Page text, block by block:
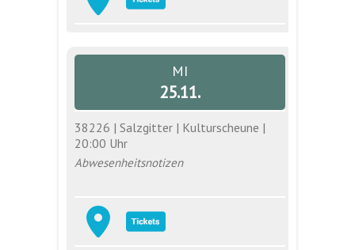
MI
25.11.
38226 | Salzgitter | Kulturscheune |
20:00 Uhr
Abwesenheitsnotizen